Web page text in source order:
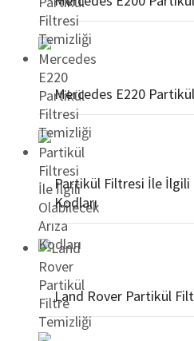
Mercedes E220
Partikül Filtresi İle İlgili
Kodları
Land Rover Partikül